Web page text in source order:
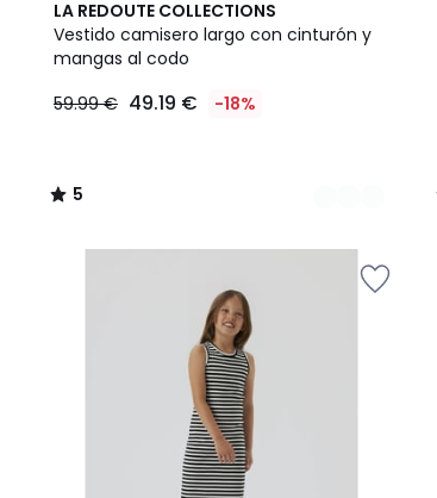
LA REDOUTE COLLECTIONS
Vestido camisero largo con cinturón y
mangas al codo
59.99 € 49.19 € -18%
5
/
5
3
Colores
5
/